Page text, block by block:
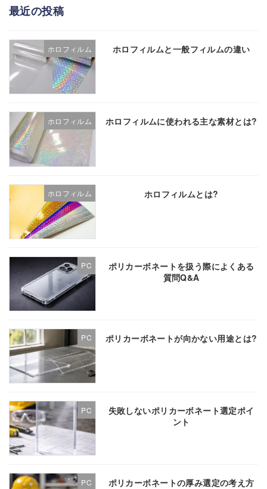
最近の投稿
ホロフィルム ホロフィルムと一般フィルムの違い
ホロフィルム ホロフィルムに使われる主な素材とは?
ホロフィルム ホロフィルムとは?
PC
ポリカーボネートを扱う際によくある
質問Q&A
PC ポリカーボネートが向かない用途とは?
PC
失敗しないポリカーボネート選定ポイ
ント
PC ポリカーボネートの厚み選定の考え方